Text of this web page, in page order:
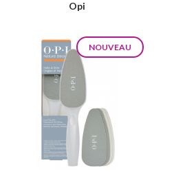
Opi
NOUVEAU